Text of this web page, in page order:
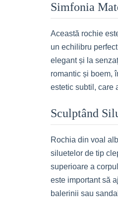
Simfonia
Această rochie
un echilibru
elegant și la
romantic și boem,
estetic subtil, care
Sculptând
Rochia din voal
siluetelor de tip
superioare a
este important să
balerinii sau